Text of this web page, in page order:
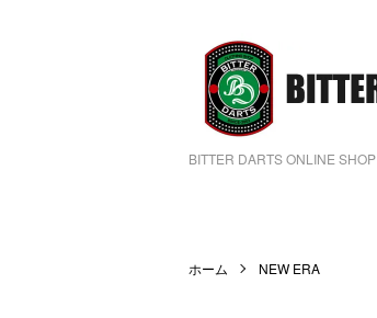
BITTER DARTS ONLINE SHOP
ホーム NEW ERA